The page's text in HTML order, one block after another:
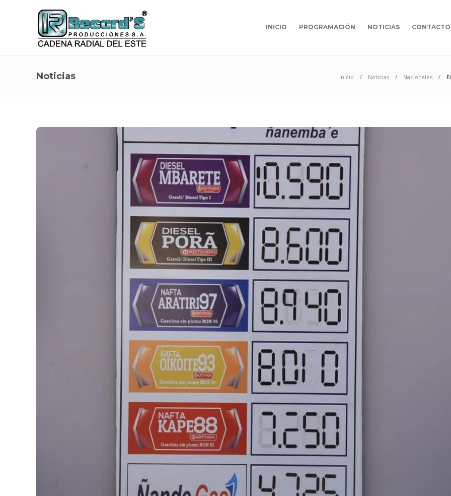
INICIO PROGRAMACIÓN NOTICIAS CONTACTO
Noticias Inicio Noticias Nacionales